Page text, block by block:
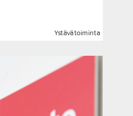
Ystävätoiminta